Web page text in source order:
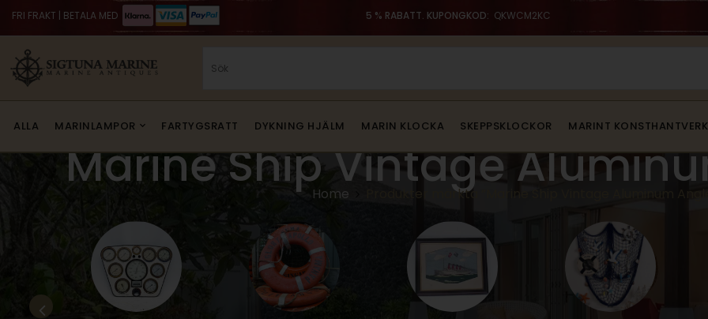
FRI FRAKT | BETALA MED 5 % RABATT. KUPONGKOD: QKWCM2KC
ALLA MARINLAMPOR FARTYGSRATT DYKNING HJÄLM MARIN KLOCKA SKEPPSKLOCKOR MARINT KONSTHANTVERK
Marine Ship Vintage
Home Produkter märkta ”Marine Ship Vintage Aluminum Angle